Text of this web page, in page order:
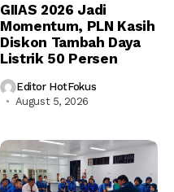
GIIAS 2026 Jadi
Momentum, PLN Kasih
Diskon Tambah Daya
Listrik 50 Persen
Editor HotFokus
August 5, 2026